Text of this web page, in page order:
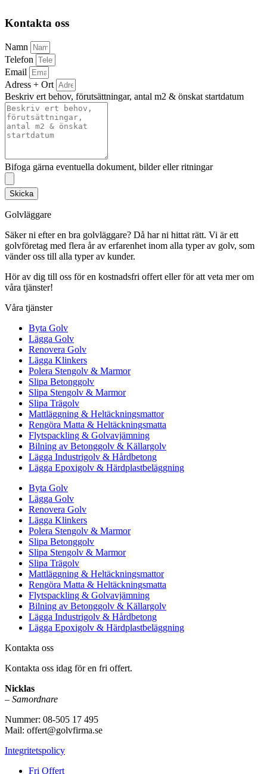
Kontakta oss
Namn
Telefon
Email
Adress + Ort
Beskriv ert behov, förutsättningar, antal m2 & önskat startdatum
Bifoga gärna eventuella dokument, bilder eller ritningar
Skicka
Golvläggare
Säker ni efter en bra golvläggare? Då har ni hittat rätt. Vi är ett
golvföretag med flera år av erfarenhet inom alla typer av golv, som
vänder oss till alla typer av kunder.
Hör av dig till oss för en kostnadsfri offert eller för att veta mer om
våra tjänster!
Våra tjänster
Byta Golv
Lägga Golv
Renovera Golv
Lägga Klinkers
Polera Stengolv & Marmor
Slipa Betonggolv
Slipa Stengolv & Marmor
Slipa Trägolv
Mattläggning & Heltäckningsmattor
Rengöra Matta & Heltäckningsmatta
Flytspackling & Golvavjämning
Bilning av Betonggolv & Källargolv
Lägga Industrigolv & Hårdbetong
Lägga Epoxigolv & Härdplastbeläggning
Byta Golv
Lägga Golv
Renovera Golv
Lägga Klinkers
Polera Stengolv & Marmor
Slipa Betonggolv
Slipa Stengolv & Marmor
Slipa Trägolv
Mattläggning & Heltäckningsmattor
Rengöra Matta & Heltäckningsmatta
Flytspackling & Golvavjämning
Bilning av Betonggolv & Källargolv
Lägga Industrigolv & Hårdbetong
Lägga Epoxigolv & Härdplastbeläggning
Kontakta oss
Kontakta oss idag för en fri offert.
Nicklas
– Samordnare
Nummer: 08-505 17 495
Mail: offert@golvfirma.se
Integritetspolicy
Fri Offert